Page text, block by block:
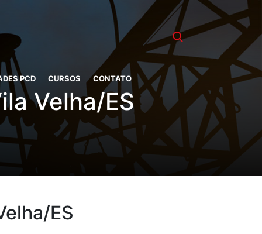
PCD CURSOS CONTATO
Velha/ES
ES